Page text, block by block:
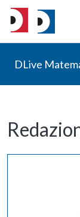
DLive